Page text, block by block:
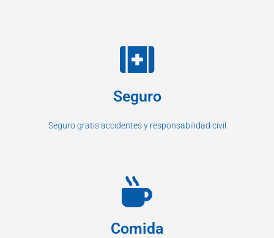
Seguro
Seguro gratis accidentes y responsabilidad civil
Comida